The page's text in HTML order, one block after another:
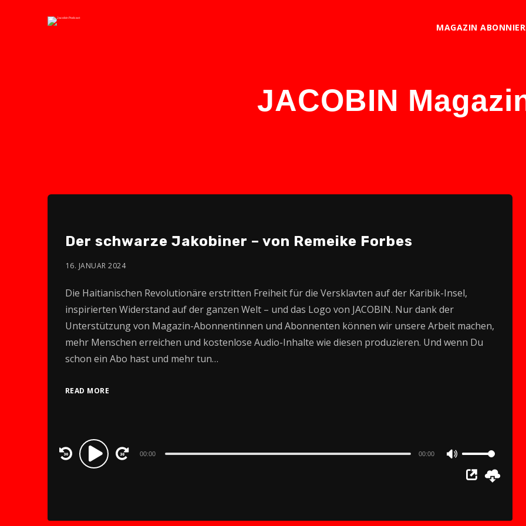
MAGAZIN
JACOBIN
Der schwarze Jakobiner – von Remeike Forbes
16. JANUAR 2024
Die Haitianischen Revolutionäre erstritten Freiheit für die Versklavten auf der Karibik-Insel,
inspirierten Widerstand auf der ganzen Welt – und das Logo von JACOBIN. Nur dank der
Unterstützung von Magazin-Abonnentinnen und Abonnenten können wir unsere Arbeit machen,
mehr Menschen erreichen und kostenlose Audio-Inhalte wie diesen produzieren. Und wenn Du
schon ein Abo hast und mehr tun…
READ MORE
Audio
Player
00:00 00:00
Up/Down